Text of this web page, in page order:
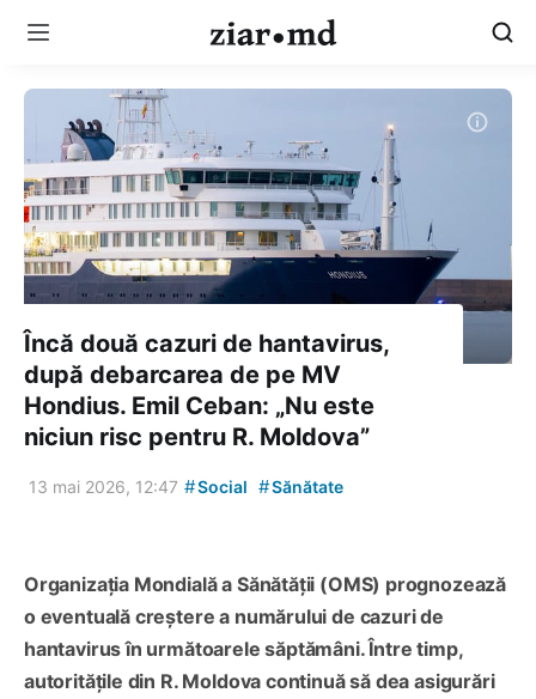
Încă două cazuri de hantavirus,
după debarcarea de pe MV
Hondius. Emil Ceban: „Nu este
niciun risc pentru R. Moldova”
13 mai 2026, 12:47 #Social #Sănătate
Organizația Mondială a Sănătății (OMS) prognozează
o eventuală creștere a numărului de cazuri de
hantavirus în următoarele săptămâni. Între timp,
autoritățile din R. Moldova continuă să dea asigurări